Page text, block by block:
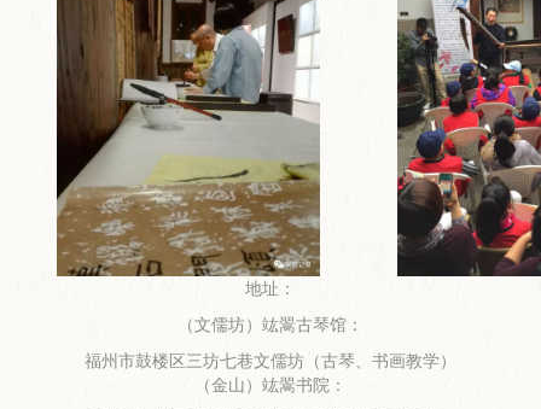
地址：
（文儒坊）竑翯古琴馆：
福州市鼓楼区三坊七巷文儒坊（古琴、书画教学）
（金山）竑翯书院：